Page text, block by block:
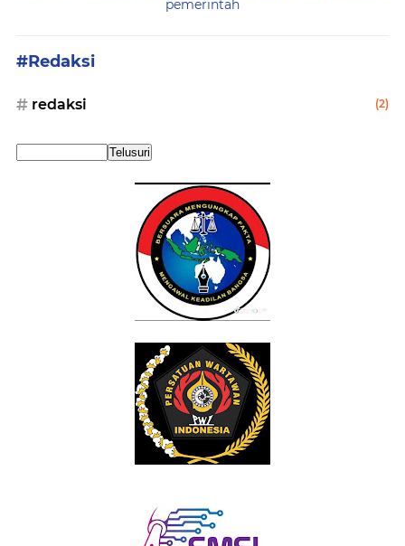
pemerintah
#Redaksi
redaksi (2)